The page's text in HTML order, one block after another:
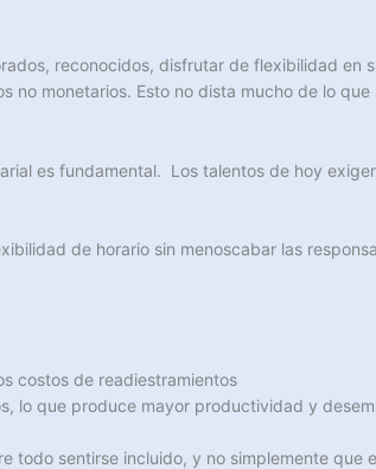
reconocidos, disfrutar de flexibilidad en
monetarios. Esto no dista mucho de lo que
es fundamental. Los talentos de hoy
de horario sin menoscabar las
costos de readiestramientos
lo que produce mayor productividad y
sentirse incluido, y no simplemente que